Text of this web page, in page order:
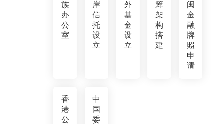
族
办
公
室
岸
信
托
设
立
外
基
金
设
立
筹
架
构
搭
建
闽
金
融
牌
照
申
请
香
港
公
中
国
委